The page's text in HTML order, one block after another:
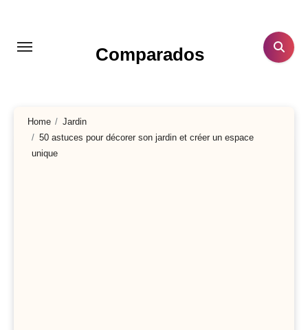
contenu
Comparados
Home
Jardin
50 astuces pour décorer son jardin et créer un espace
unique